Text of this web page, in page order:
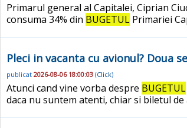
Primarul general al Capitalei, Ciprian
consuma 34% din BUGETUL Primariei
Pleci in vacanta cu avionul? Doua
publicat 2026-08-06 18:00:03 (Click)
Atunci cand vine vorba despre BUGETUL
daca nu suntem atenti, chiar si biletul